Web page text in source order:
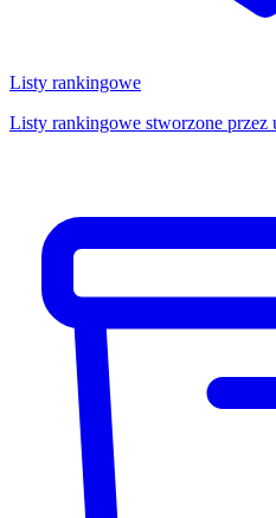
Listy rankingowe
Listy rankingowe stworzone